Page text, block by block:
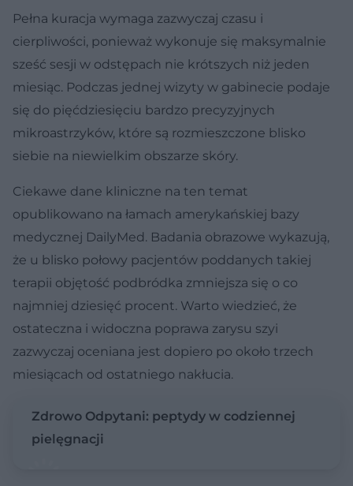
Pełna kuracja wymaga zazwyczaj czasu i
cierpliwości, ponieważ wykonuje się maksymalnie
sześć sesji w odstępach nie krótszych niż jeden
miesiąc. Podczas jednej wizyty w gabinecie podaje
się do pięćdziesięciu bardzo precyzyjnych
mikroastrzyków, które są rozmieszczone blisko
siebie na niewielkim obszarze skóry.
Ciekawe dane kliniczne na ten temat
opublikowano na łamach amerykańskiej bazy
medycznej DailyMed. Badania obrazowe wykazują,
że u blisko połowy pacjentów poddanych takiej
terapii objętość podbródka zmniejsza się o co
najmniej dziesięć procent. Warto wiedzieć, że
ostateczna i widoczna poprawa zarysu szyi
zazwyczaj oceniana jest dopiero po około trzech
miesiącach od ostatniego nakłucia.
Zdrowo Odpytani: peptydy w codziennej
pielęgnacji